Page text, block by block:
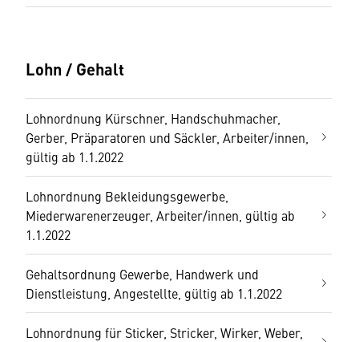
Lohn / Gehalt
Lohnordnung Kürschner, Handschuhmacher,
Gerber, Präparatoren und Säckler, Arbeiter/innen,
gültig ab 1.1.2022
Lohnordnung Bekleidungsgewerbe,
Miederwarenerzeuger, Arbeiter/innen, gültig ab
1.1.2022
Gehaltsordnung Gewerbe, Handwerk und
Dienstleistung, Angestellte, gültig ab 1.1.2022
Lohnordnung für Sticker, Stricker, Wirker, Weber,